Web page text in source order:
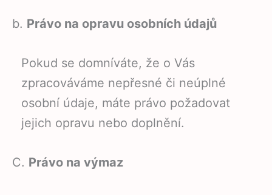
b. Právo na opravu osobních údajů
Pokud se domníváte, že o Vás
zpracováváme nepřesné či neúplné
osobní údaje, máte právo požadovat
jejich opravu nebo doplnění.
C. Právo na výmaz